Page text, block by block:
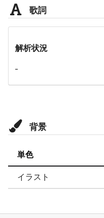
歌詞
解析状況
-
背景
単色
イラスト